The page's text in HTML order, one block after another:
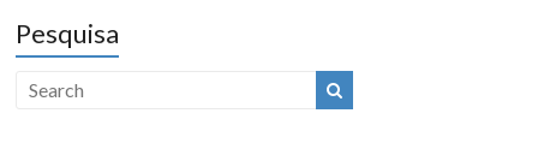
Pesquisa